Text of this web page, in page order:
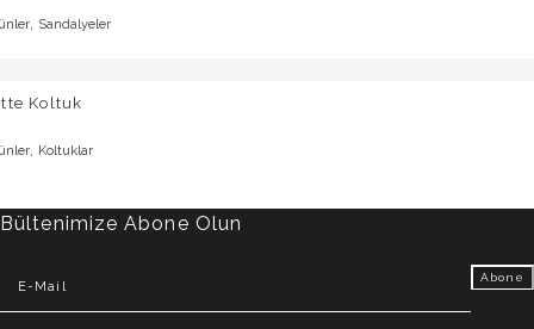
, Sandalyeler
Koltuk
, Koltuklar
Bültenimize Abone Olun